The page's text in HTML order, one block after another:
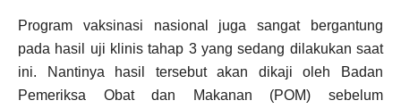
Program vaksinasi nasional juga sangat bergantung
pada hasil uji klinis tahap 3 yang sedang dilakukan saat
ini. Nantinya hasil tersebut akan dikaji oleh Badan
Pemeriksa Obat dan Makanan (POM) sebelum